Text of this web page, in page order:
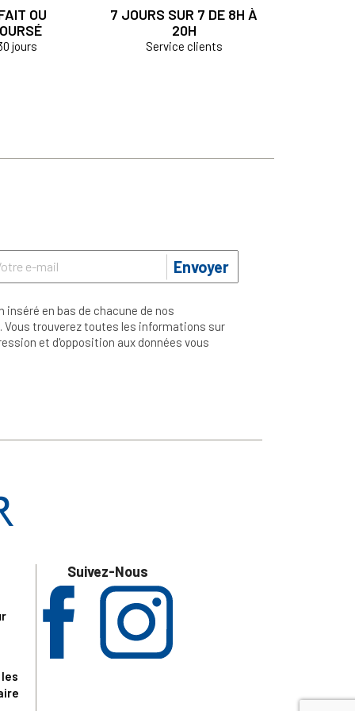
OU
jours
7 JOURS SUR 7 DE 8H À
20H
Service clients
Envoyer
en bas de chacune de nos
trouverez toutes les informations sur
et d'opposition aux données vous
Suivez-Nous